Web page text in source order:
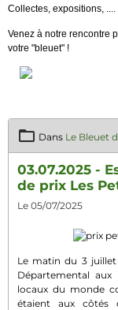
Collectes, expositions, ....
Venez à notre rencontre
votre "bleuet" !
Dans Le Bleuet
03.07.2025 -
de prix Les
Le 05/07/2025
Le matin du 3
Départemental
locaux du monde
étaient aux côtés